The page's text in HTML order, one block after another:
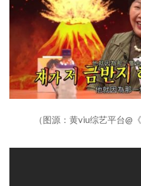
（图源：黄viu综艺平台@